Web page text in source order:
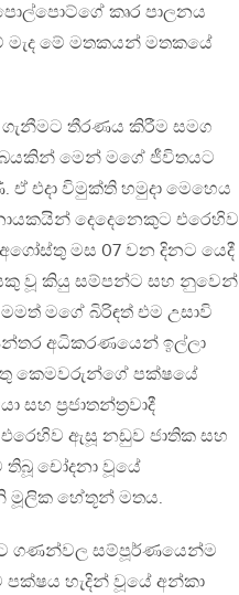
කෘර පාලනය
මැද මේ මතකයන් මතකයේ
ගැනීමට තීරණය කිරීම සමග
මෙන් මගේ ජීවිතයට
එදා විමුක්ති හමුදා මෙහෙය
දෙදෙනෙකුට එරෙහිව
මස 07 වන දිනට යෙදී
වූ කියු සම්පන්ට සහ නුවෙන්
මගේ බිරිඳත් එම උසාවි
අධිකරණයෙන් ඉල්ලා
කෙමවරුන්ගේ පක්ෂයේ
ප්‍රජාතන්ත්‍රවාදී
එරෙහිව ඇසූ නඩුව ජාතික සහ
තිබූ චෝදනා වූයේ
මූලික හේතූන් මතය.
ගණන්වල සම්පූර්ණයෙන්ම
පක්ෂය හැදින් වූයේ අන්කා